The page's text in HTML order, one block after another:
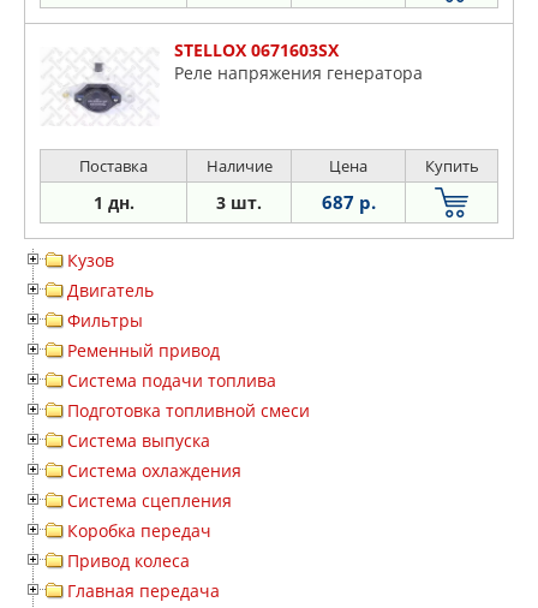
STELLOX 0671603SX
Реле напряжения генератора
Поставка Наличие Цена Купить
1 дн. 3 шт. 687 р.
Кузов
Двигатель
Фильтры
Ременный привод
Система подачи топлива
Подготовка топливной смеси
Система выпуска
Система охлаждения
Система сцепления
Коробка передач
Привод колеса
Главная передача